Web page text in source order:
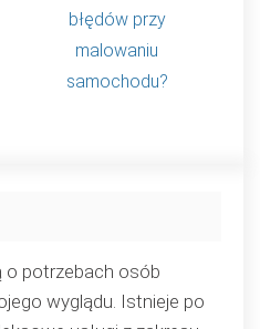
błędów przy
malowaniu
samochodu?
o potrzebach osób
wyglądu. Istnieje po